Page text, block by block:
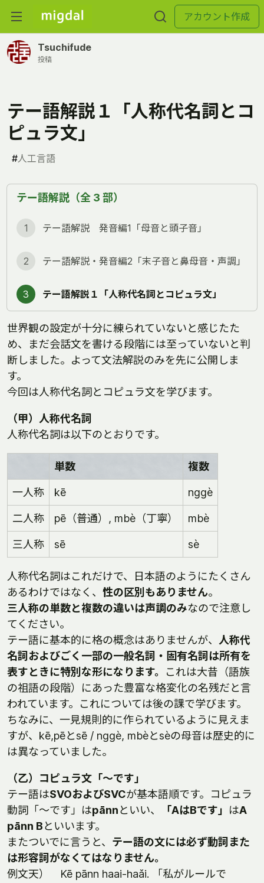
アカウント作成
Tsuchifude
投稿
テー語解説１「人称代名詞とコ
ピュラ文」
#人工言語
テー語解説（全 3 部）
1 テー語解説 発音編1「母音と頭子音」
2 テー語解説・発音編2「末子音と鼻母音・声調」
3 テー語解説１「人称代名詞とコピュラ文」
世界観の設定が十分に練られていないと感じたた
め、まだ会話文を書ける段階には至っていないと判
断しました。よって文法解説のみを先に公開しま
す。
今回は人称代名詞とコピュラ文を学びます。
（甲）人称代名詞
人称代名詞は以下のとおりです。
単数 複数
一人称 kē nggè
二人称 pē（普通）, mbè（丁寧） mbè
三人称 sē sè
人称代名詞はこれだけで、日本語のようにたくさん
あるわけではなく、 性の区別もありません。
三人称の単数と複数の違いは声調のみなので注意し
てください。
テー語に基本的に格の概念はありませんが、 人称代
名詞およびごく一部の一般名詞・固有名詞は所有を
表すときに特別な形になります。
これは大昔（語族
の祖語の段階）にあった豊富な格変化の名残だと言
われています。これについては後の課で学びます。
ちなみに、一見規則的に作られているように見えま
すが、kē,pēとsē / nggè, mbèとsèの母音は歴史的に
は異なっていました。
（乙）コピュラ文「～です」
テー語はSVOおよびSVCが基本語順です。コピュラ
動詞「～です」はpānnといい、 「AはBです」 はA
pānn Bといいます。
またついでに言うと、 テー語の文には必ず動詞また
は形容詞がなくてはなりません。
例文天） Kē pānn haai-haǎi. 「私がルールで